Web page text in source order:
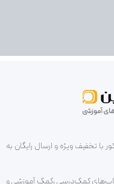
تخفیف ویژه و ارسال رایگان به
کتاب‌های کمک‌درسی ،کمک آموزشی و